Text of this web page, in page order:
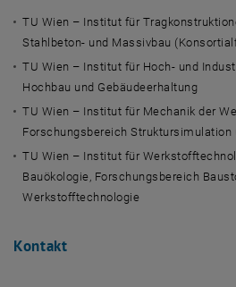
TU Wien – Institut für
Stahlbeton- und Massivbau
TU Wien – Institut für Hoch- und
Hochbau und Gebäudeerhaltung
TU Wien – Institut für Mechanik der
Forschungsbereich Struktursimulation
TU Wien – Institut für
Bauökologie, Forschungsbereich
Werkstofftechnologie
Kontakt